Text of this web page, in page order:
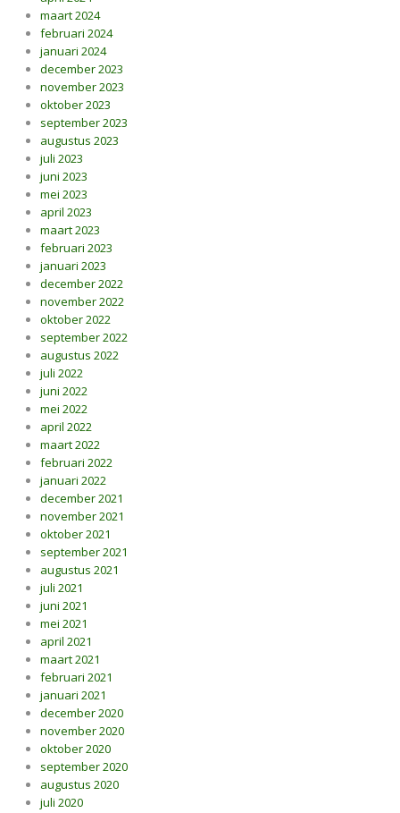
maart 2024
februari 2024
januari 2024
december 2023
november 2023
oktober 2023
september 2023
augustus 2023
juli 2023
juni 2023
mei 2023
april 2023
maart 2023
februari 2023
januari 2023
december 2022
november 2022
oktober 2022
september 2022
augustus 2022
juli 2022
juni 2022
mei 2022
april 2022
maart 2022
februari 2022
januari 2022
december 2021
november 2021
oktober 2021
september 2021
augustus 2021
juli 2021
juni 2021
mei 2021
april 2021
maart 2021
februari 2021
januari 2021
december 2020
november 2020
oktober 2020
september 2020
augustus 2020
juli 2020